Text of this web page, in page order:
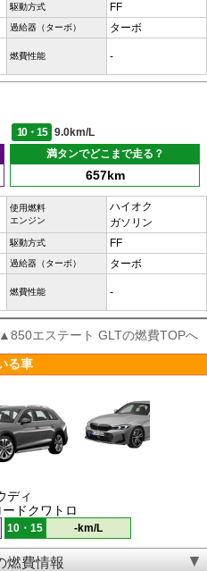
駆動方式 FF
過給器（ターボ） ターボ
燃費性能 -
10・15
9.0km/L
満タンでどこまで走る？
657km
使用燃料
エンジン
ハイオク
ガソリン
駆動方式 FF
過給器（ターボ） ターボ
燃費性能 -
▲850エステート GLTの燃費TOPへ
る車
ディ
ドクワトロ
10・15 -km/L
燃費情報